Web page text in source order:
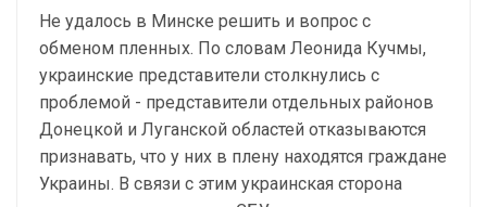
Не удалось в Минске решить и вопрос с
обменом пленных. По словам Леонида Кучмы,
украинские представители столкнулись с
проблемой - представители отдельных районов
Донецкой и Луганской областей отказываются
признавать, что у них в плену находятся граждане
Украины. В связи с этим украинская сторона